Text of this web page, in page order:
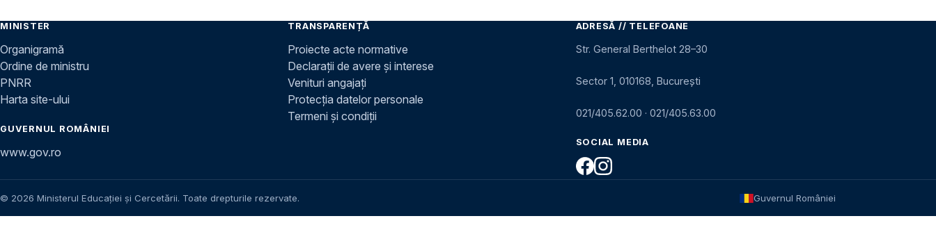
MINISTER
Organigramă
Ordine de ministru
PNRR
Harta site-ului
GUVERNUL ROMÂNIEI
www.gov.ro
TRANSPARENȚĂ
Proiecte acte normative
Declarații de avere și interese
Venituri angajați
Protecția datelor personale
Termeni și condiții
ADRESĂ // TELEFOANE
Str. General Berthelot 28–30
Sector 1, 010168, București
021/405.62.00 · 021/405.63.00
SOCIAL MEDIA
© 2026 Ministerul Educației și Cercetării. Toate drepturile rezervate. Guvernul României